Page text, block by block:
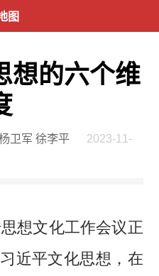
图
想的六个维
卫军 徐李平
2023-11-
想文化工作会议正
近平文化思想，在